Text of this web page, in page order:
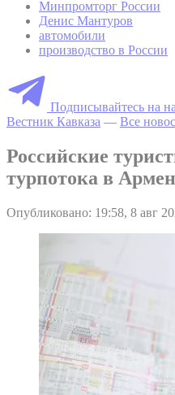
Минпромторг России
Денис Мантуров
автомобили
производство в России
Подписывайтесь на
Вестник Кавказа — Все
Российские
турпотока в
Опубликовано: 19:58, 8 авг